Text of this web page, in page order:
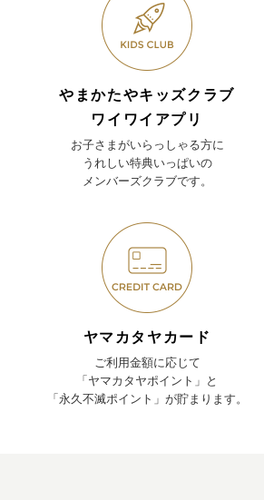
やまかたやキッズクラブ
ワイワイアプリ
お子さまがいらっしゃる方に
うれしい特典いっぱいの
メンバーズクラブです。
ヤマカタヤカード
ご利用金額に応じて
「ヤマカタヤポイント」と
「永久不滅ポイント」が貯まります。